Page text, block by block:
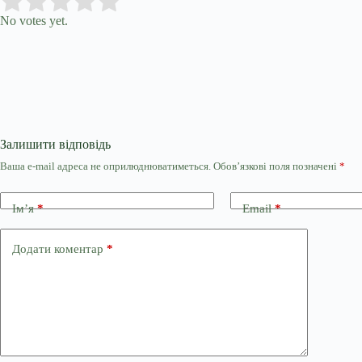
No votes yet.
Залишити відповідь
Ваша e-mail адреса не оприлюднюватиметься. Обов’язкові поля позначені *
Ім’я* Email*
Додати коментар *